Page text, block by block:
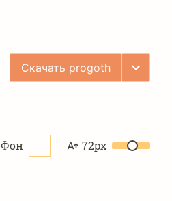
Скачать progoth
Фон 72px